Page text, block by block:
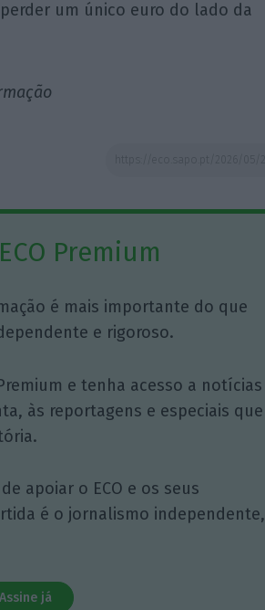
um único euro do lado da
Premium
é mais importante do que
e rigoroso.
e tenha acesso a notícias
às reportagens e especiais que
apoiar o ECO e os seus
é o jornalismo independente,
Assine já